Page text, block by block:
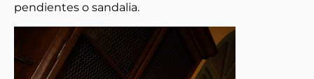
pendientes o sandalia.